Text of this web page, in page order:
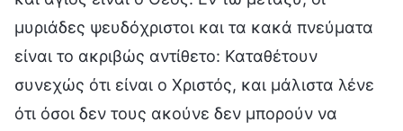
μυριάδες ψευδόχριστοι και τα κακά πνεύματα
είναι το ακριβώς αντίθετο: Καταθέτουν
συνεχώς ότι είναι ο Χριστός, και μάλιστα λένε
ότι όσοι δεν τους ακούνε δεν μπορούν να